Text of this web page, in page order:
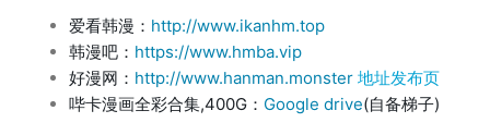
爱看韩漫： http://www.ikanhm.top
韩漫吧： https://www.hmba.vip
好漫网： http://www.hanman.monster 地址发布页
哔卡漫画全彩合集,400G： Google drive(自备梯子)